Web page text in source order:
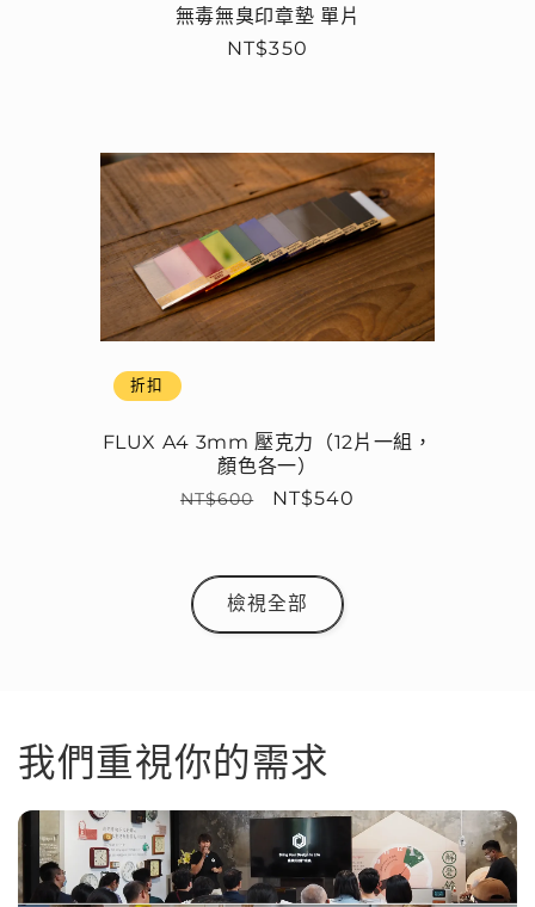
無毒無臭印章墊 單片
定
NT$350
折扣
FLUX A4 3mm 壓克力（12片一組，
顏色各一）
定
NT$600
售
NT$540
檢視全部
我們重視你的需求